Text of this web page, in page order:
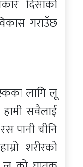
दिसाको
गराउँछ
लागि लू
सवैलाई
पानी चीनि
शरीरको